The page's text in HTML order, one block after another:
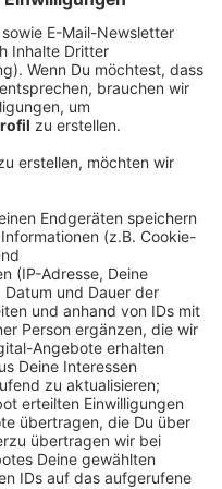
11:46
erzählt Meike über
Vereins. Gefeiert wird
Der große
der Sternmarsch am
21 Gastvereine, die
laufen. Dort
von allen